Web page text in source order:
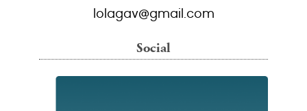
lolagav@gmail.com
Social